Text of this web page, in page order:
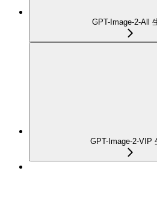
GPT-Image-2-All
GPT-Image-2-VIP